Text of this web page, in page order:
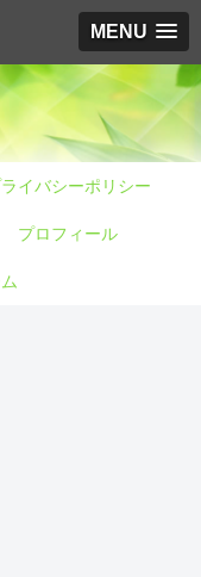
MENU
イバシーポリシー
プロフィール